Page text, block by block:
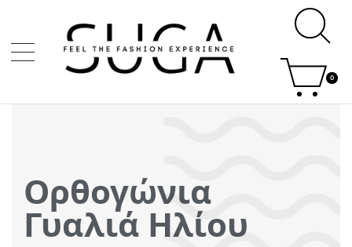
0
Ορθογώνια
Γυαλιά Ηλίου